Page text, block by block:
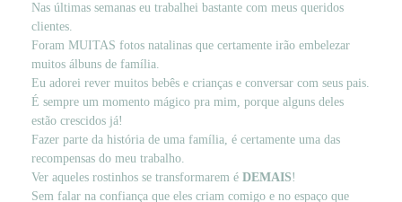
Nas últimas semanas eu trabalhei bastante com meus queridos
clientes.
Foram MUITAS fotos natalinas que certamente irão embelezar
muitos álbuns de família.
Eu adorei rever muitos bebês e crianças e conversar com seus pais.
É sempre um momento mágico pra mim, porque alguns deles
estão crescidos já!
Fazer parte da história de uma família, é certamente uma das
recompensas do meu trabalho.
Ver aqueles rostinhos se transformarem é DEMAIS!
Sem falar na confiança que eles criam comigo e no espaço que